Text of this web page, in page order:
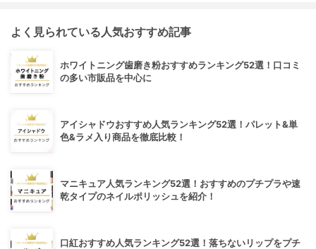
よく見られている人気おすすめ記事
ホワイトニング歯磨き粉おすすめランキング52選！口コミ
の多い市販品を中心に
アイシャドウおすすめ人気ランキング52選！パレット&単
色&ラメ入り商品を徹底比較！
マニキュア人気ランキング52選！おすすめのプチプラや速
乾タイプのネイルポリッシュを紹介！
口紅おすすめ人気ランキング52選！落ちないリップをプチ